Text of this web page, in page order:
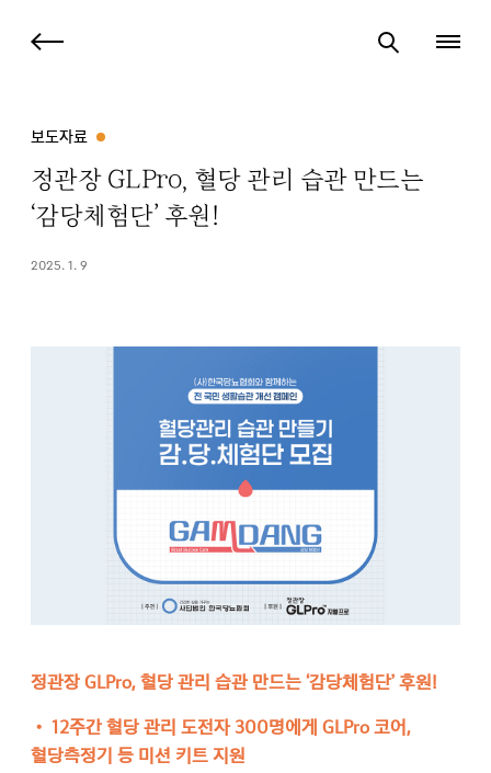
보도자료
정관장 GLPro, 혈당 관리 습관 만드는
‘감당체험단’ 후원!
2025. 1. 9
정관장 GLPro, 혈당 관리 습관 만드는 ‘감당체험단’ 후원!
• 12주간 혈당 관리 도전자 300명에게 GLPro 코어,
혈당측정기 등 미션 키트 지원